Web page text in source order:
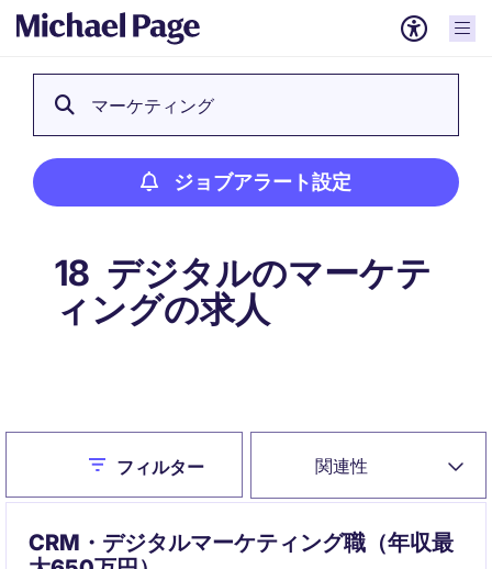
マーケティング
ジョブアラート設定
18 デジタルのマーケテ
ィングの求人
関連性
Closeフィルター
CRM・デジタルマーケティング職（年収最